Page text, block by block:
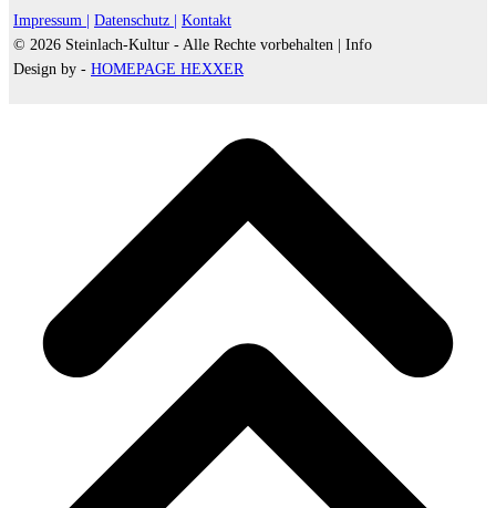
Impressum | Datenschutz |
Kontakt
© 2026 Steinlach-Kultur - Alle Rechte vorbehalten |
Info
Design by - HOMEPAGE HEXXER